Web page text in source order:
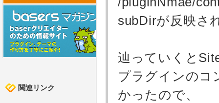
subDirが反映さ
辿っていくと
プラグインのコ
かったので、
関連リンク